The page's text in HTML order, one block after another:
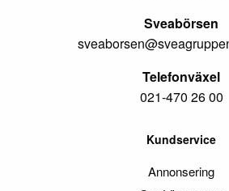
Sveabörsen
Telefonväxel
021-470 26 00
Kundservice
Annonsering